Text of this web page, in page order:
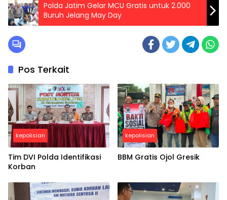
Polda Jatim Gelar MCU Gratis untuk 2.000
Buruh Jelang May Day
Pos Terkait
kepolisian
Tim DVI Polda Identifikasi
Korban
kepolisian
BBM Gratis Ojol Gresik